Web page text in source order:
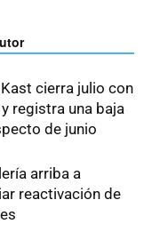
cierra julio con
registra una baja
de junio
arriba a
reactivación de